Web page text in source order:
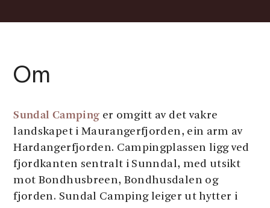
Om
Sundal Camping er omgitt av det vakre
landskapet i Maurangerfjorden, ein arm av
Hardangerfjorden. Campingplassen ligg ved
fjordkanten sentralt i Sunndal, med utsikt
mot Bondhusbreen, Bondhusdalen og
fjorden. Sundal Camping leiger ut hytter i